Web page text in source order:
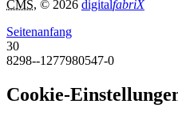
CMS, © 2026 digitalfabriX
Seitenanfang
30
8298--1277980547-0
Cookie-